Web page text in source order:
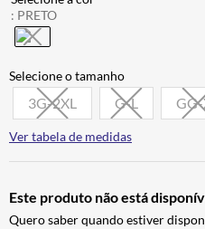
: PRETO
3G-2XL G-L GG-
Ver tabela de medidas
Este produto não está
Quero saber quando estiver